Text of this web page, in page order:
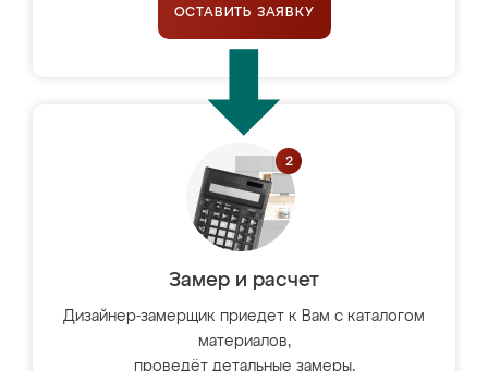
ОСТАВИТЬ ЗАЯВКУ
Замер и расчет
Дизайнер-замерщик приедет к Вам с каталогом
материалов,
проведёт детальные замеры,